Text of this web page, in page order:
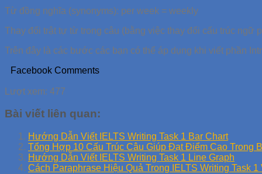
Từ đồng nghĩa (synonyms): per week = weekly
Thay đổi trật tự từ trong câu (bằng việc thay đổi cấu trúc
Trên đây là các bước các bạn có thể áp dụng khi viết phần
Facebook Comments
Lượt xem: 477
Bài viết liên quan:
Hướng Dẫn Viết IELTS Writing Task 1 Bar Chart
Tổng Hợp 10 Cấu Trúc Câu Giúp Đạt Điểm Cao Trong
Hướng Dẫn Viết IELTS Writing Task 1 Line Graph
Cách Paraphrase Hiệu Quả Trong IELTS Writing Task 1